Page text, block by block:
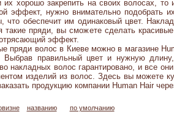
их хорошо закрепить на своих волосах,
эффект, нужно внимательно подобрать
что обеспечит им одинаковый цвет.
такие пряди, вы сможете сделать
эффект.
пряди волос в Киеве можно в магазине
Выбрав правильный цвет и нужную
накладных волос гарантировано, и все
изделий из волос. Здесь вы можете
продукцию компании Human Hair
названию по умолчанию